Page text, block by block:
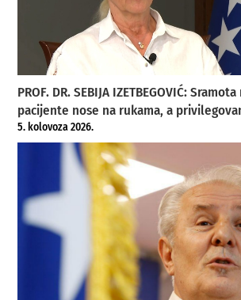
PROF. DR. SEBIJA IZETBEGOVIĆ:
pacijente nose na rukama, a
5. kolovoza 2026.